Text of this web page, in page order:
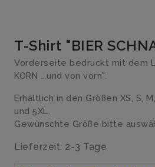
T-Shirt "BIER
Vorderseite bedruckt mit dem
KORN ...und von vorn".
Erhältlich in den Größen XS, S, M,
und 5XL.
Gewünschte Größe bitte
Lieferzeit: 2-3 Tage